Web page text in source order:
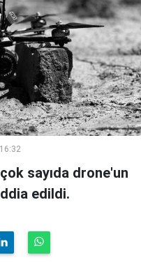
sayıda drone'un
edildi.